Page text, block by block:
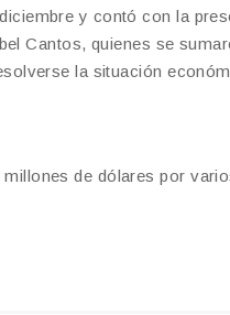
y contó con la
Cantos, quienes se
la situación
de dólares por